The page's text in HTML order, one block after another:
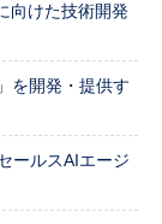
向けた技術開発
を開発・提供す
ールスAIエージ